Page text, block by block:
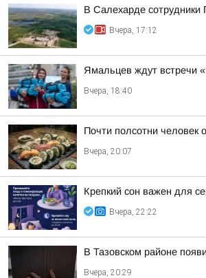
В Салехарде сотрудники
Вчера, 17:12
Ямальцев ждут встречи
Вчера, 18:40
Почти полсотни человек
Вчера, 20:07
Крепкий сон важен для
Вчера, 22:22
В Тазовском районе
Вчера, 20:29